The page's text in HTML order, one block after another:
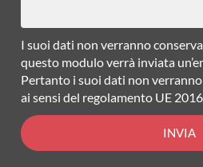
I suoi dati non verranno
questo modulo verrà inviata
Pertanto i suoi dati non
ai sensi del regolamento UE
INVIA